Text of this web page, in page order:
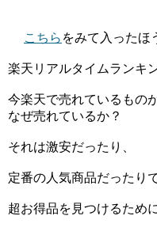
こちら をみて入ったほ
楽天リアルタイムランキン
今楽天で売れているもの
なぜ売れているか？
それは激安だったり、
定番の人気商品だったり
超お得品を見つけるため